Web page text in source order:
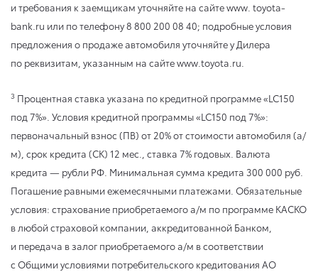
и требования к заемщикам уточняйте на сайте www. toyota-
bank.ru или по телефону 8 800 200 08 40; подробные условия
предложения о продаже автомобиля уточняйте у Дилера
по реквизитам, указанным на сайте www.toyota.ru.
3 Процентная ставка указана по кредитной программе «LC150
под 7%». Условия кредитной программы «LC150 под 7%»:
первоначальный взнос (ПВ) от 20% от стоимости автомобиля (а/
м), срок кредита (СК) 12 мес., ставка 7% годовых. Валюта
кредита — рубли РФ. Минимальная сумма кредита 300 000 руб.
Погашение равными ежемесячными платежами. Обязательные
условия: страхование приобретаемого а/м по программе КАСКО
в любой страховой компании, аккредитованной Банком,
и передача в залог приобретаемого а/м в соответствии
с Общими условиями потребительского кредитования АО